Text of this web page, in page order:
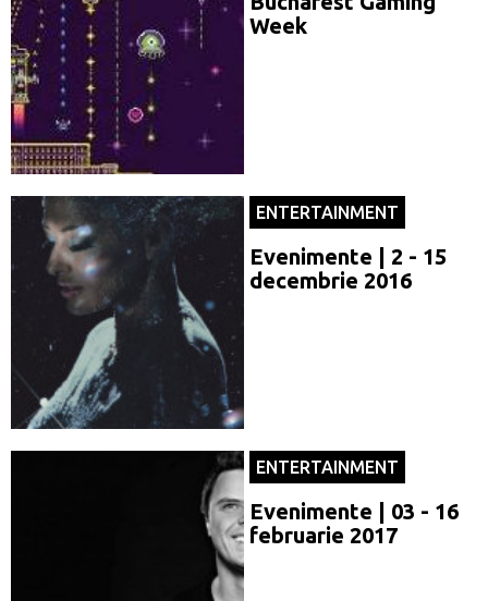
Week
ENTERTAINMENT
Evenimente | 2 - 15
decembrie 2016
ENTERTAINMENT
Evenimente | 03 - 16
februarie 2017